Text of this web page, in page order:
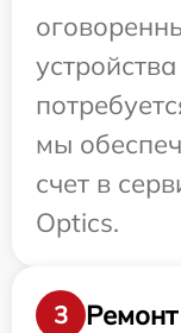
мы
счет в
Optics.
3